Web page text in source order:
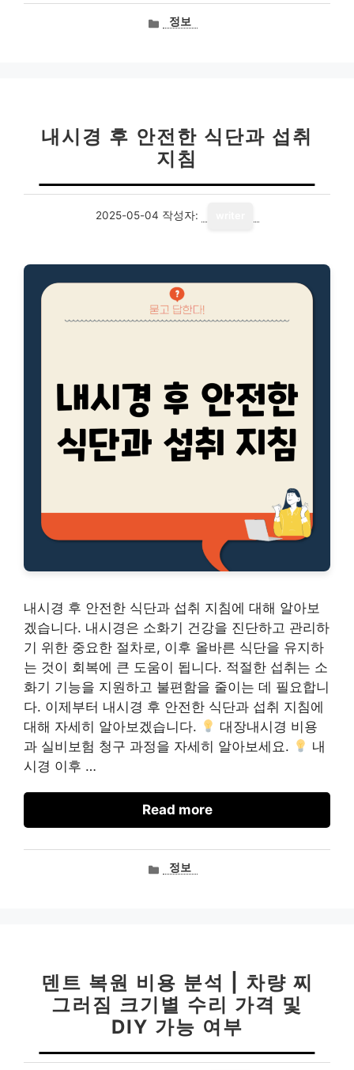
카정보
내시경 후 안전한 식단과 섭취
지침
2025-05-04 작성자:
내시경 후 안전한 식단과 섭취 지침에 대해 알아보
겠습니다. 내시경은 소화기 건강을 진단하고 관리하
기 위한 중요한 절차로, 이후 올바른 식단을 유지하
는 것이 회복에 큰 도움이 됩니다. 적절한 섭취는 소
화기 기능을 지원하고 불편함을 줄이는 데 필요합니
다. 이제부터 내시경 후 안전한 식단과 섭취 지침에
대해 자세히 알아보겠습니다.
대장내시경 비용
과 실비보험 청구 과정을 자세히 알아보세요.
내
시경 이후 …
Read more
카정보
덴트 복원 비용 분석 | 차량 찌
그러짐 크기별 수리 가격 및
DIY 가능 여부